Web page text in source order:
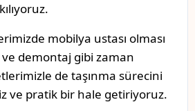
mobilya ustası olması
demontaj gibi zaman
de taşınma sürecini
ve pratik bir hale getiriyoruz.